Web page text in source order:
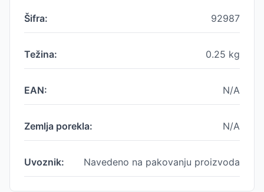
Šifra: 92987
Težina: 0.25 kg
EAN: N/A
Zemlja porekla: N/A
Uvoznik: Navedeno na pakovanju proizvoda